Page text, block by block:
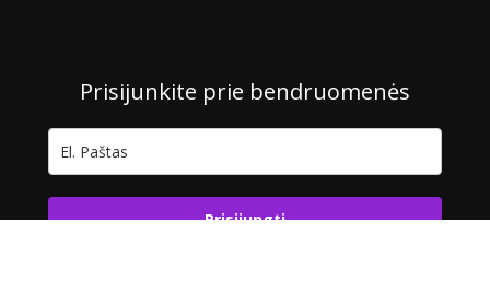
Prisijunkite prie bendruomenės
Prisijungti